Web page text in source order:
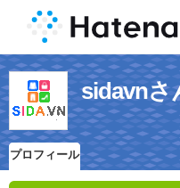
sidavnさ
プロフィール